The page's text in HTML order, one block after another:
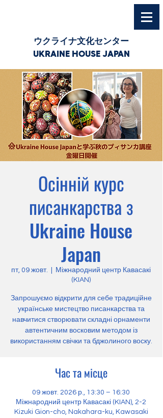
ウクライナ文化センター
UKRAINE HOUSE JAPAN
Осінній курс
писанкарства з
Ukraine House
Japan
пт, 09 жовт.
Міжнародний центр Кавасакі
(KIAN)
Запрошуємо відкрити для себе традиційне
українське мистецтво писанкарства та
навчитися створювати складні орнаменти
автентичним восковим методом із
використанням свічки та бджолиного воску.
Час та місце
09 жовт. 2026 р., 13:30 – 16:30
Міжнародний центр Кавасакі (KIAN), 2-2
Kizuki Gion-cho, Nakahara-ku, Kawasaki